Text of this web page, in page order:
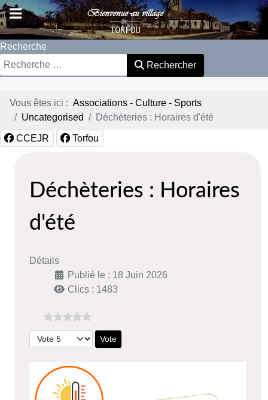
Recherche
Rechercher
Vous êtes ici : Associations - Culture - Sports
Uncategorised
Déchèteries : Horaires d'été
CCEJR Torfou
Déchèteries : Horaires
d'été
Détails
Publié le : 18 Juin 2026
Clics : 1483
Veuillez voter